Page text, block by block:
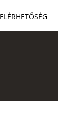
ELÉRHETŐSÉG